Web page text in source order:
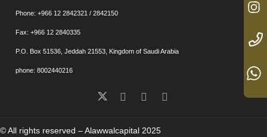
Phone: +966 12 2842321 / 2842150
Fax: +966 12 2840335
P.O. Box 51536, Jeddah 21553, Kingdom of Saudi Arabia
phone: 8002440216
© All rights reserved – Alawwalcapital 2025